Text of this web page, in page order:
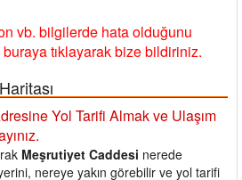
vb. bilgilerde hata olduğunu
tıklayarak bize bildiriniz.
Yol Tarifi Almak ve Ulaşım
Meşrutiyet Caddesi nerede
nereye yakın görebilir ve yol tarifi